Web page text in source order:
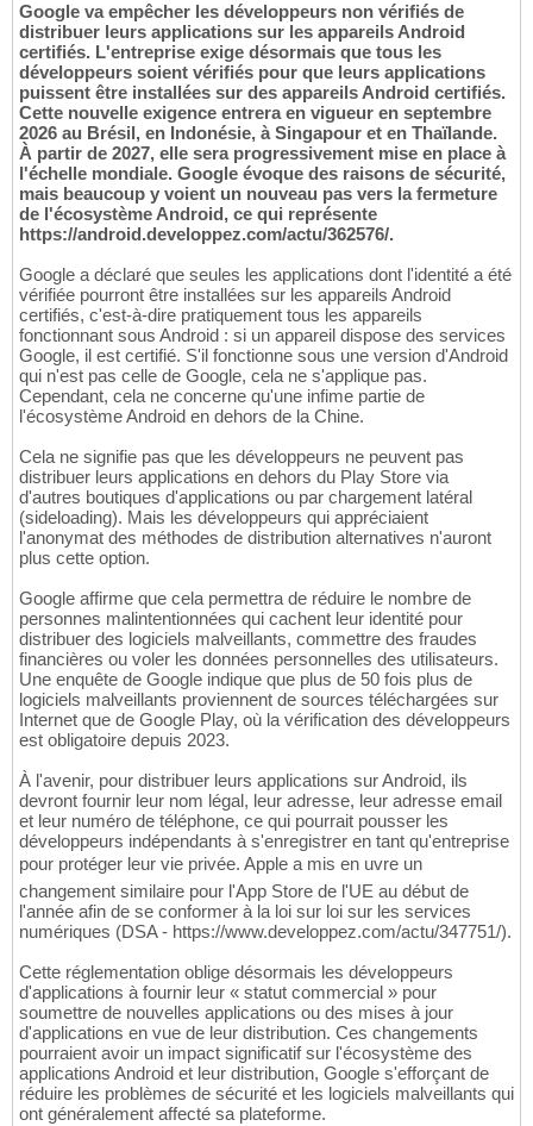
Google va empêcher les développeurs non vérifiés de
distribuer leurs applications sur les appareils Android
certifiés. L'entreprise exige désormais que tous les
développeurs soient vérifiés pour que leurs applications
puissent être installées sur des appareils Android certifiés.
Cette nouvelle exigence entrera en vigueur en septembre
2026 au Brésil, en Indonésie, à Singapour et en Thaïlande.
À partir de 2027, elle sera progressivement mise en place à
l'échelle mondiale. Google évoque des raisons de sécurité,
mais beaucoup y voient un nouveau pas vers la fermeture
de l'écosystème Android, ce qui représente
https://android.developpez.com/actu/362576/.
Google a déclaré que seules les applications dont l'identité a été
vérifiée pourront être installées sur les appareils Android
certifiés, c'est-à-dire pratiquement tous les appareils
fonctionnant sous Android : si un appareil dispose des services
Google, il est certifié. S'il fonctionne sous une version d'Android
qui n'est pas celle de Google, cela ne s'applique pas.
Cependant, cela ne concerne qu'une infime partie de
l'écosystème Android en dehors de la Chine.
Cela ne signifie pas que les développeurs ne peuvent pas
distribuer leurs applications en dehors du Play Store via
d'autres boutiques d'applications ou par chargement latéral
(sideloading). Mais les développeurs qui appréciaient
l'anonymat des méthodes de distribution alternatives n'auront
plus cette option.
Google affirme que cela permettra de réduire le nombre de
personnes malintentionnées qui cachent leur identité pour
distribuer des logiciels malveillants, commettre des fraudes
financières ou voler les données personnelles des utilisateurs.
Une enquête de Google indique que plus de 50 fois plus de
logiciels malveillants proviennent de sources téléchargées sur
Internet que de Google Play, où la vérification des développeurs
est obligatoire depuis 2023.
À l'avenir, pour distribuer leurs applications sur Android, ils
devront fournir leur nom légal, leur adresse, leur adresse email
et leur numéro de téléphone, ce qui pourrait pousser les
développeurs indépendants à s'enregistrer en tant qu'entreprise
pour protéger leur vie privée. Apple a mis en uvre un
changement similaire pour l'App Store de l'UE au début de
l'année afin de se conformer à la loi sur loi sur les services
numériques (DSA - https://www.developpez.com/actu/347751/).
Cette réglementation oblige désormais les développeurs
d'applications à fournir leur « statut commercial » pour
soumettre de nouvelles applications ou des mises à jour
d'applications en vue de leur distribution. Ces changements
pourraient avoir un impact significatif sur l'écosystème des
applications Android et leur distribution, Google s'efforçant de
réduire les problèmes de sécurité et les logiciels malveillants qui
ont généralement affecté sa plateforme.